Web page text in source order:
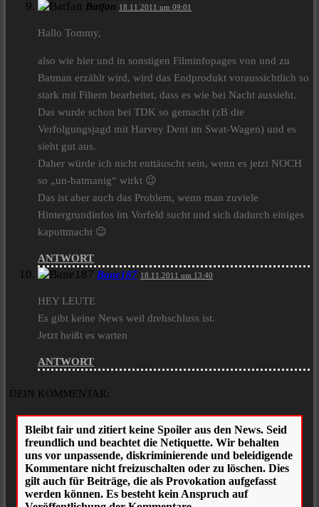
Batfan 18.11.2011 um 09:01
Hallo Tommy,
also wie hier und in sonstigen Filminfopages von und zu
Batman erzählt wird, wird das Endprodukt voraussichtlich so
stark mit Filtern bearbeitet, dass es wie bei Nacht aussieht.
Das wurde schon bei TDK so gemacht (zB die
Verfolgungsjagd mit Harvey Dent im Swat-Wagen) und es
sieht gut aus.
Daher würde ich nicht enttäuscht sein, wenn es jetzt NOCH
so „un-batmanig“ wirkt 😉
Das ist aber auch das Problem, wenn man zuviele
Hintergrundinfos im Vorfeld sucht und sich dadurch einiges
kaputtmacht 😉
ANTWORT
Bane187 18.11.2011 um 13:40
HEY LEUTE
Es gibt keine News weil drehschluss ist.
Jetzt heißt es warten
ANTWORT
DEIN KOMMENTAR: